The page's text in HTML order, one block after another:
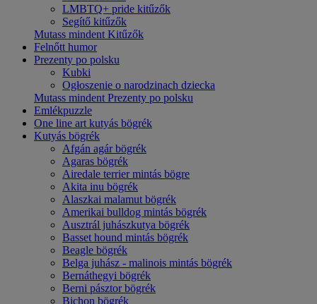
LMBTQ+ pride kitűzők
Segítő kitűzők
Mutass mindent Kitűzők
Felnőtt humor
Prezenty po polsku
Kubki
Ogłoszenie o narodzinach dziecka
Mutass mindent Prezenty po polsku
Emlékpuzzle
One line art kutyás bögrék
Kutyás bögrék
Afgán agár bögrék
Agaras bögrék
Airedale terrier mintás bögre
Akita inu bögrék
Alaszkai malamut bögrék
Amerikai bulldog mintás bögrék
Ausztrál juhászkutya bögrék
Basset hound mintás bögrék
Beagle bögrék
Belga juhász - malinois mintás bögrék
Bernáthegyi bögrék
Berni pásztor bögrék
Bichon bögrék